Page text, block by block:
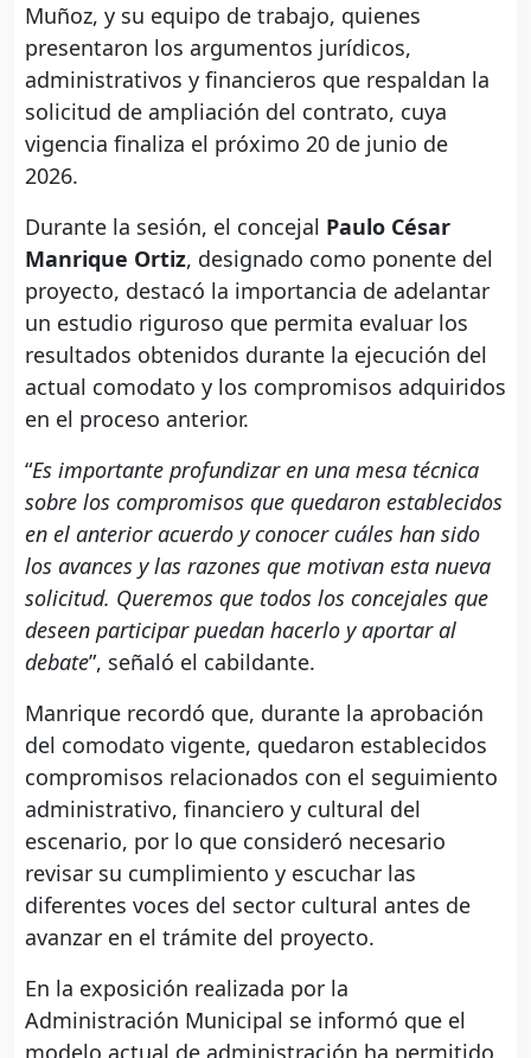
Muñoz, y su equipo de trabajo, quienes
presentaron los argumentos jurídicos,
administrativos y financieros que respaldan la
solicitud de ampliación del contrato, cuya
vigencia finaliza el próximo 20 de junio de
2026.
Durante la sesión, el concejal Paulo César
Manrique Ortiz, designado como ponente del
proyecto, destacó la importancia de adelantar
un estudio riguroso que permita evaluar los
resultados obtenidos durante la ejecución del
actual comodato y los compromisos adquiridos
en el proceso anterior.
“Es importante profundizar en una mesa técnica
sobre los compromisos que quedaron establecidos
en el anterior acuerdo y conocer cuáles han sido
los avances y las razones que motivan esta nueva
solicitud. Queremos que todos los concejales que
deseen participar puedan hacerlo y aportar al
debate”, señaló el cabildante.
Manrique recordó que, durante la aprobación
del comodato vigente, quedaron establecidos
compromisos relacionados con el seguimiento
administrativo, financiero y cultural del
escenario, por lo que consideró necesario
revisar su cumplimiento y escuchar las
diferentes voces del sector cultural antes de
avanzar en el trámite del proyecto.
En la exposición realizada por la
Administración Municipal se informó que el
modelo actual de administración ha permitido